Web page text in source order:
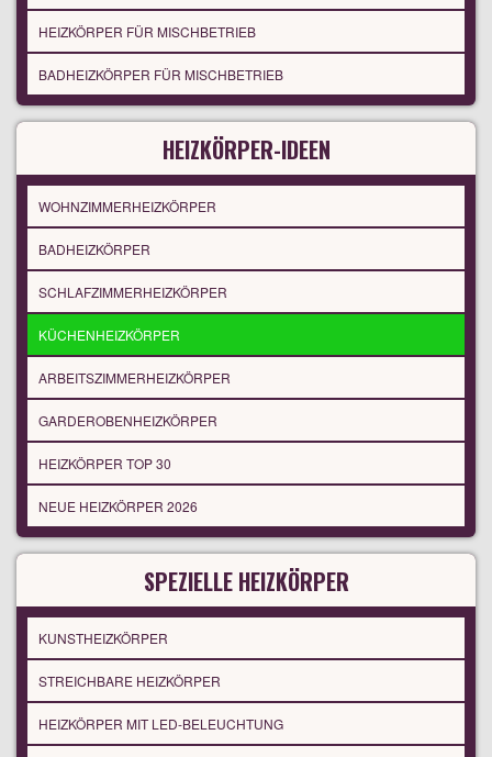
HEIZKÖRPER FÜR MISCHBETRIEB
BADHEIZKÖRPER FÜR MISCHBETRIEB
HEIZKÖRPER-IDEEN
WOHNZIMMERHEIZKÖRPER
BADHEIZKÖRPER
SCHLAFZIMMERHEIZKÖRPER
KÜCHENHEIZKÖRPER
ARBEITSZIMMERHEIZKÖRPER
GARDEROBENHEIZKÖRPER
HEIZKÖRPER TOP 30
NEUE HEIZKÖRPER 2026
SPEZIELLE HEIZKÖRPER
KUNSTHEIZKÖRPER
STREICHBARE HEIZKÖRPER
HEIZKÖRPER MIT LED-BELEUCHTUNG